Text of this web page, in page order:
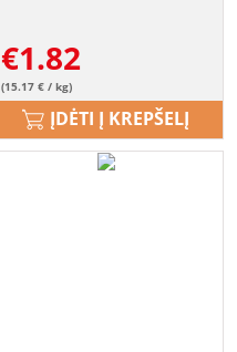
€1.82
(15.17 € / kg)
ĮDĖTI Į KREPŠELĮ